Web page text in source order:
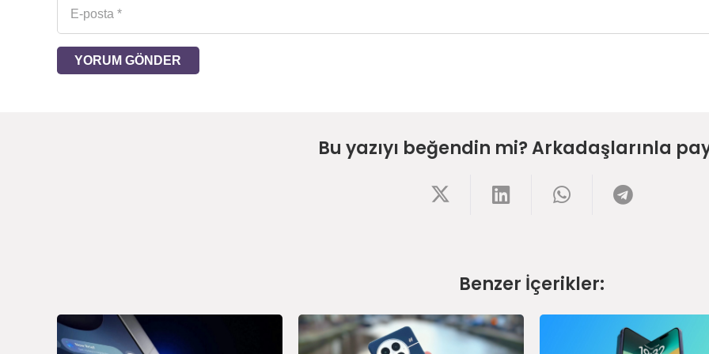
YORUM GÖNDER
Bu yazıyı beğendin mi? Arkadaşlarınla
Benzer İçerikler: